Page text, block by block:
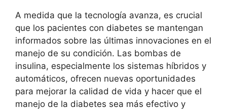
A medida que la tecnología avanza, es crucial
que los pacientes con diabetes se mantengan
informados sobre las últimas innovaciones en el
manejo de su condición. Las bombas de
insulina, especialmente los sistemas híbridos y
automáticos, ofrecen nuevas oportunidades
para mejorar la calidad de vida y hacer que el
manejo de la diabetes sea más efectivo y